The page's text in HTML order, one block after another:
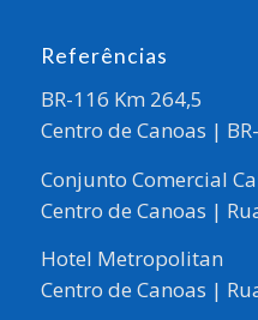
Referências
BR-116 Km 264,5
Centro de Canoas |
Conjunto Comercial
Centro de Canoas |
Hotel Metropolitan
Centro de Canoas |